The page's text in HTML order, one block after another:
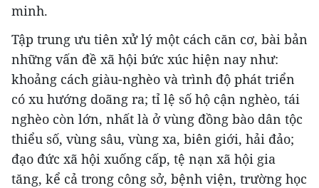
minh.
Tập trung ưu tiên xử lý một cách căn cơ, bài bản
những vấn đề xã hội bức xúc hiện nay như:
khoảng cách giàu-nghèo và trình độ phát triển
có xu hướng doãng ra; tỉ lệ số hộ cận nghèo, tái
nghèo còn lớn, nhất là ở vùng đồng bào dân tộc
thiểu số, vùng sâu, vùng xa, biên giới, hải đảo;
đạo đức xã hội xuống cấp, tệ nạn xã hội gia
tăng, kể cả trong công sở, bệnh viện, trường học